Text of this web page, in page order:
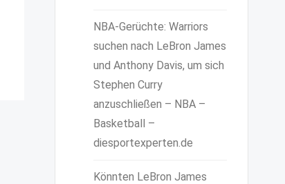
NBA-Gerüchte: Warriors
suchen nach LeBron James
und Anthony Davis, um sich
Stephen Curry
anzuschließen – NBA –
Basketball –
diesportexperten.de
Könnten LeBron James